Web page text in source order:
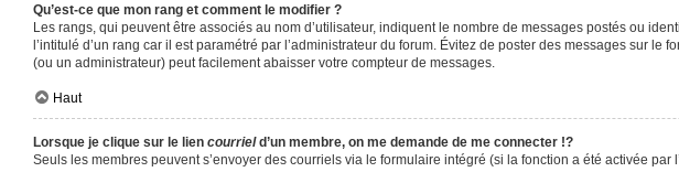
Qu’est-ce que mon rang et comment le modifier ?
Les rangs, qui peuvent être associés au nom d’utilisateur, indiquent le nombre de messages postés ou
l’intitulé d’un rang car il est paramétré par l’administrateur du forum. Évitez de poster des messages sur
(ou un administrateur) peut facilement abaisser votre compteur de messages.
Haut
Lorsque je clique sur le lien courrield’un membre, on me demande de me connecter !?
Seuls les membres peuvent s’envoyer des courriels via le formulaire intégré (si la fonction a été activée